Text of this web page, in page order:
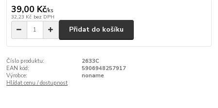
39,00 Kč/ks
32,23 Kč bez DPH
Přidat do košíku
Číslo produktu:
2633C
EAN kód:
5906948257917
Výrobce:
noname
Hlídat cenu / dostupnost